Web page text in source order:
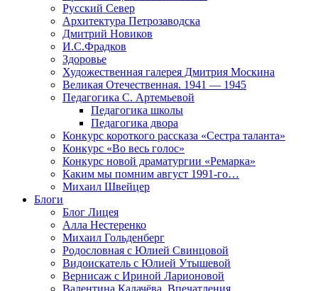
Русский Север
Архитектура Петрозаводска
Дмитрий Новиков
И.С.Фрадков
Здоровье
Художественная галерея Дмитрия Москина
Великая Отечественная. 1941 — 1945
Педагогика С. Артемьевой
Педагогика школы
Педагогика двора
Конкурс короткого рассказа «Сестра таланта»
Конкурс «Во весь голос»
Конкурс новой драматургии «Ремарка»
Каким мы помним август 1991-го…
Михаил Швейцер
Блоги
Блог Лицея
Алла Нестеренко
Михаил Гольденберг
Родословная с Юлией Свинцовой
Видоискатель с Юлией Утышевой
Вернисаж с Ириной Ларионовой